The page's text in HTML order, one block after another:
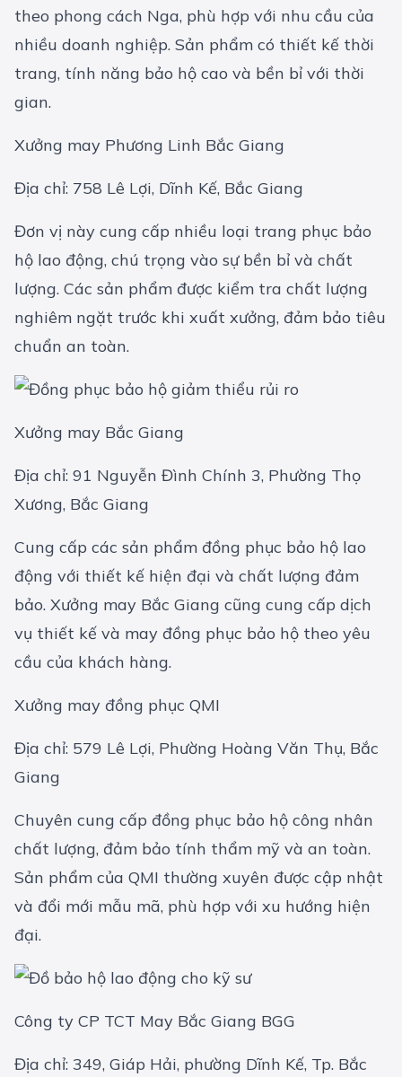
theo phong cách Nga, phù hợp với nhu cầu của
nhiều doanh nghiệp. Sản phẩm có thiết kế thời
trang, tính năng bảo hộ cao và bền bỉ với thời
gian.
Xưởng may Phương Linh Bắc Giang
Địa chỉ: 758 Lê Lợi, Dĩnh Kế, Bắc Giang
Đơn vị này cung cấp nhiều loại trang phục bảo
hộ lao động, chú trọng vào sự bền bỉ và chất
lượng. Các sản phẩm được kiểm tra chất lượng
nghiêm ngặt trước khi xuất xưởng, đảm bảo tiêu
chuẩn an toàn.
Xưởng may Bắc Giang
Địa chỉ: 91 Nguyễn Đình Chính 3, Phường Thọ
Xương, Bắc Giang
Cung cấp các sản phẩm đồng phục bảo hộ lao
động với thiết kế hiện đại và chất lượng đảm
bảo. Xưởng may Bắc Giang cũng cung cấp dịch
vụ thiết kế và may đồng phục bảo hộ theo yêu
cầu của khách hàng.
Xưởng may đồng phục QMI
Địa chỉ: 579 Lê Lợi, Phường Hoàng Văn Thụ, Bắc
Giang
Chuyên cung cấp đồng phục bảo hộ công nhân
chất lượng, đảm bảo tính thẩm mỹ và an toàn.
Sản phẩm của QMI thường xuyên được cập nhật
và đổi mới mẫu mã, phù hợp với xu hướng hiện
đại.
Công ty CP TCT May Bắc Giang BGG
Địa chỉ: 349, Giáp Hải, phường Dĩnh Kế, Tp. Bắc